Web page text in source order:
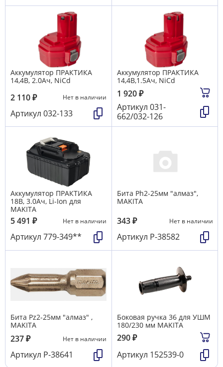
Аккумулятор ПРАКТИКА
14,4B, 2.0Aч, NiCd
2 110₽ Нет в наличии
Артикул 032-133
Аккумулятор ПРАКТИКА
14,4B,1.5Aч, NiCd
1 920₽
Артикул 031-
662/032-126
Аккумулятор ПРАКТИКА
18B, 3.0Aч, Li-Ion для
MAKITA
5 491 ₽ Нет в наличии
Артикул 779-349**
Бита Ph2-25мм "алмаз",
MAKITA
343₽ Нет в наличии
Артикул P-38582
Бита Pz2-25мм "алмаз" ,
MAKITA
237₽ Нет в наличии
Артикул P-38641
Боковая ручка 36 для УШМ
180/230 мм MAKITA
290₽
Артикул 152539-0